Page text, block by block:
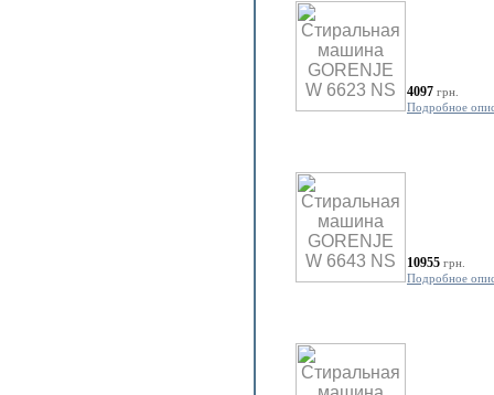
4097 грн.
Подробное
10955 грн.
Подробное